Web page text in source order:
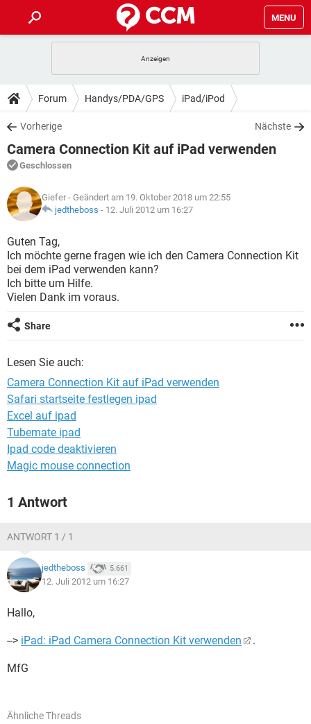
MENU
ANDROID IOS
WINDOWS 10
WHATSAPP TIKTOK
FACEBOOK
TIPPS & TRICKS
SPIELE STREAMING
WINDOWS 10
WHATSAPP
FACEBOOK HARDWARE
DOWNLOADS
SPIELE STREAMING
ANDROID
WINDOWS 10 INSTAGRAM
WHATSAPP
FACEBOOK
FORUM
SPIELE
ANDROID IOS
WHATSAPP TIKTOK
FACEBOOK
LEXIKON
SPIELE
ANDROID
WINDOWS 10
WHATSAPP
Forum Handys/PDA/GPS iPad/iPod
Vorherige Nächste
Camera Connection Kit auf iPad verwenden
Geschlossen
Giefer - Geändert am 19. Oktober 2018 um 22:55
jedtheboss - 12. Juli 2012 um 16:27
Guten Tag,
Ich möchte gerne fragen wie ich den Camera Connection Kit
bei dem iPad verwenden kann?
Ich bitte um Hilfe.
Vielen Dank im voraus.
Share
Lesen Sie auch:
Camera Connection Kit auf iPad verwenden
Safari startseite festlegen ipad
Excel auf ipad
Tubemate ipad
Ipad code deaktivieren
Magic mouse connection
1 Antwort
ANTWORT 1 / 1
jedtheboss 5.661
12. Juli 2012 um 16:27
Hallo,
--> iPad: iPad Camera Connection Kit verwenden .
MfG
Ähnliche Threads